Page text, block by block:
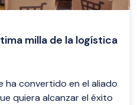
milla de la logística
ha convertido en el aliado
quiera alcanzar el éxito